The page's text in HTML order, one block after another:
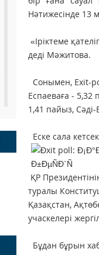
Нәтижесінде 13
«Іріктеме
деді Мәжитова.
Сонымен, Exit-
Еспаеваға - 5,32
1,41 пайыз, Сәді-
Еске сала
ҚР
туралы
Қазақстан,
учаскелері
Бұдан бұрын